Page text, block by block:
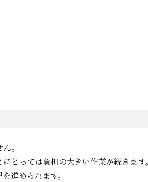
。
とっては負担の大きい作業が続きます。
進められます。